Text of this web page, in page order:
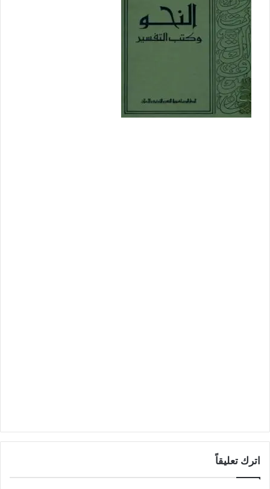
اترك تعليقاً